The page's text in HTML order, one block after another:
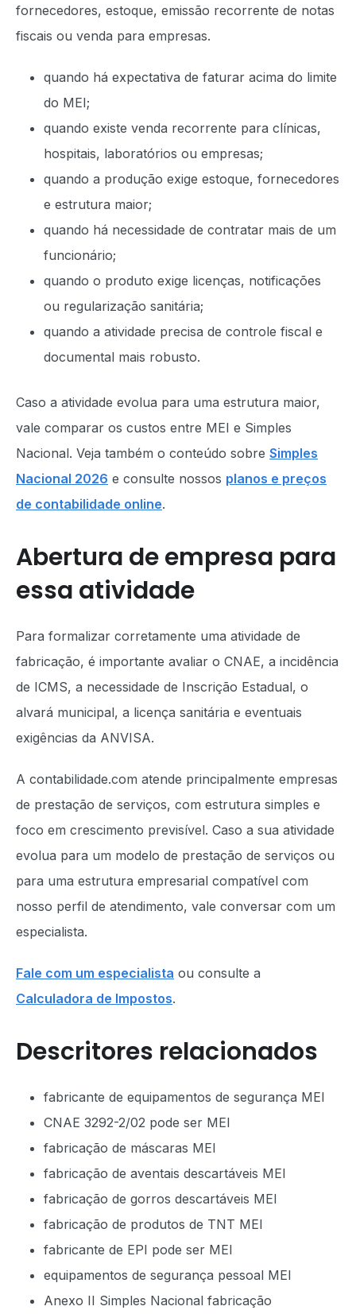
fornecedores, estoque, emissão recorrente de notas
fiscais ou venda para empresas.
quando há expectativa de faturar acima do limite
do MEI;
quando existe venda recorrente para clínicas,
hospitais, laboratórios ou empresas;
quando a produção exige estoque, fornecedores
e estrutura maior;
quando há necessidade de contratar mais de um
funcionário;
quando o produto exige licenças, notificações
ou regularização sanitária;
quando a atividade precisa de controle fiscal e
documental mais robusto.
Caso a atividade evolua para uma estrutura maior,
vale comparar os custos entre MEI e Simples
Nacional. Veja também o conteúdo sobre Simples
Nacional 2026 e consulte nossos planos e preços
de contabilidade online.
Abertura de empresa para
essa atividade
Para formalizar corretamente uma atividade de
fabricação, é importante avaliar o CNAE, a incidência
de ICMS, a necessidade de Inscrição Estadual, o
alvará municipal, a licença sanitária e eventuais
exigências da ANVISA.
A contabilidade.com atende principalmente empresas
de prestação de serviços, com estrutura simples e
foco em crescimento previsível. Caso a sua atividade
evolua para um modelo de prestação de serviços ou
para uma estrutura empresarial compatível com
nosso perfil de atendimento, vale conversar com um
especialista.
Fale com um especialista ou consulte a
Calculadora de Impostos.
Descritores relacionados
fabricante de equipamentos de segurança MEI
CNAE 3292-2/02 pode ser MEI
fabricação de máscaras MEI
fabricação de aventais descartáveis MEI
fabricação de gorros descartáveis MEI
fabricação de produtos de TNT MEI
fabricante de EPI pode ser MEI
equipamentos de segurança pessoal MEI
Anexo II Simples Nacional fabricação